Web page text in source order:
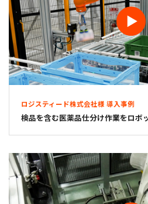
ロジスティード株式会社様 導入事例
検品を含む医薬品仕分け作業をロボ